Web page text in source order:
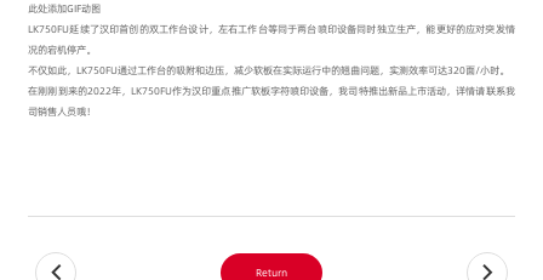
此处添加GIF动图
LK750FU延续了汉印首创的双工作台设计，左右工作台等同于两台喷印设备同时独立生产，能更好的应对突发情
况的宕机停产。
不仅如此，LK750FU通过工作台的吸附和边压，减少软板在实际运行中的翘曲问题，实测效率可达320面/小时。
在刚刚到来的2022年，LK750FU作为汉印重点推广软板字符喷印设备，我司特推出新品上市活动，详情请联系我
司销售人员哦！
Return